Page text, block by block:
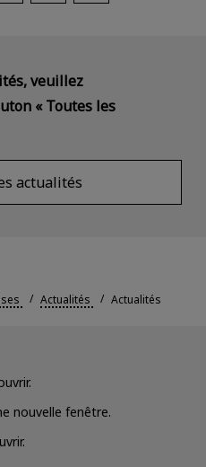
veuillez
« Toutes les
actualités
Actualités Actualités
nouvelle fenêtre.